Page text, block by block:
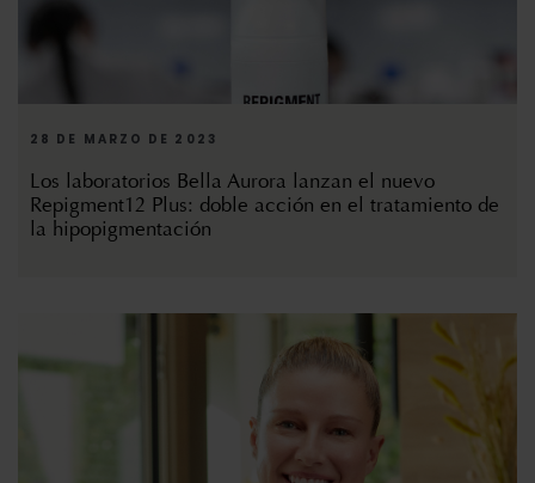
28 DE MARZO DE 2023
Los laboratorios Bella Aurora lanzan el nuevo
Repigment12 Plus: doble acción en el tratamiento de
la hipopigmentación